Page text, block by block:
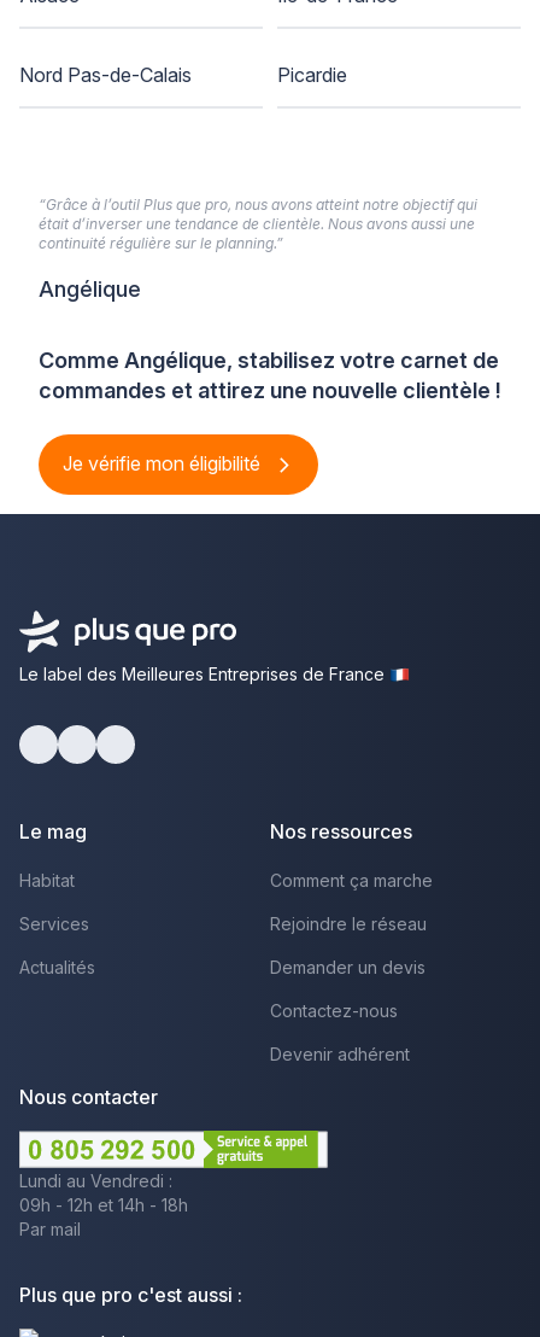
Nord Pas-de-Calais Picardie
Comme Angélique, stabilisez votre carnet de
commandes et attirez une nouvelle clientèle !
Je vérifie mon éligibilité
“Grâce à l’outil Plus que pro, nous avons atteint notre objectif qui
était d’inverser une tendance de clientèle. Nous avons aussi une
continuité régulière sur le planning.”
Angélique
Le label des Meilleures Entreprises de France
Le mag
Habitat
Services
Actualités
Nos ressources
Comment ça marche
Rejoindre le réseau
Demander un devis
Contactez-nous
Devenir adhérent
Nous contacter
Lundi au Vendredi :
09h - 12h et 14h - 18h
Par mail
Plus que pro c'est aussi :